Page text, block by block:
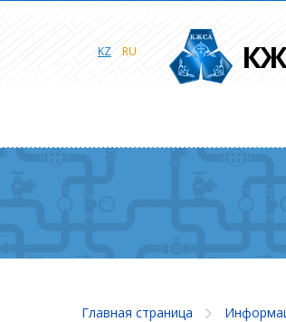
KZ RU
Главная страница